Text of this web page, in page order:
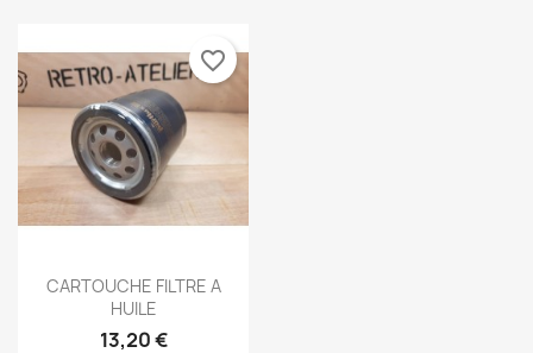
Créer une liste d'envies
Connexion
Aperçu rapide
CARTOUCHE FILTRE A
HUILE
13,20 €
favorite_border